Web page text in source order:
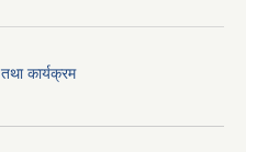
कार्यक्रम